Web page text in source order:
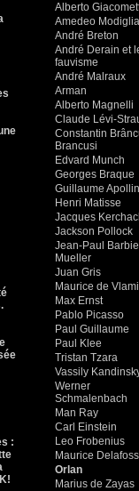
:
Alberto
Amedeo
André Breton
André Derain et
fauvisme
André Malraux
Arman
Alberto Magnelli
Claude Lévi-
Constantin
Brancusi
Edvard Munch
Georges Braque
Guillaume
Henri Matisse
Jacques
Jackson Pollock
Jean-Paul
Mueller
Juan Gris
Maurice de
Max Ernst
Pablo Picasso
Paul Guillaume
Paul Klee
Tristan Tzara
Vassily
Werner
Schmalenbach
Man Ray
Carl Einstein
Leo Frobenius
Maurice
Orlan
Marius de Zayas